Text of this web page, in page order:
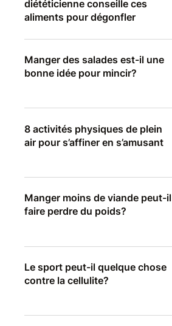
diététicienne conseille ces
aliments pour dégonfler
Manger des salades est-il une
bonne idée pour mincir?
8 activités physiques de plein
air pour s’affiner en s’amusant
Manger moins de viande peut-il
faire perdre du poids?
Le sport peut-il quelque chose
contre la cellulite?